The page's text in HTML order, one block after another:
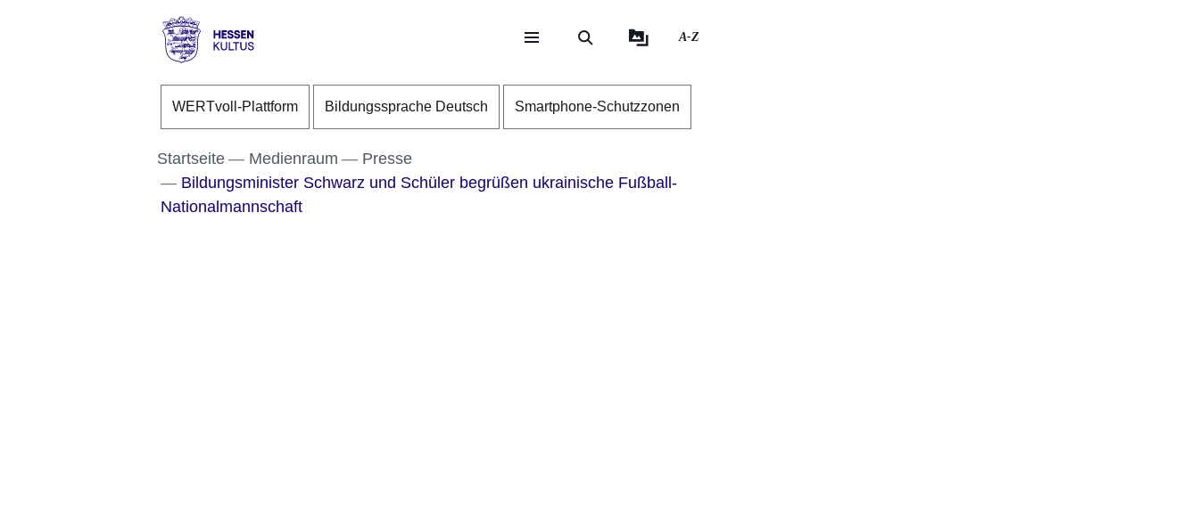
Direkt zum Kopf der Seite
Direkt zum Inhalt
Direkt zum Fuß der Seite
Kultus
A-Z
WERTvoll-Plattform Bildungssprache Deutsch Smartphone-Schutzzonen
Startseite Medienraum
Presse
Bildungsminister Schwarz und Schüler begrüßen ukrainische Fußball-
Nationalmannschaft